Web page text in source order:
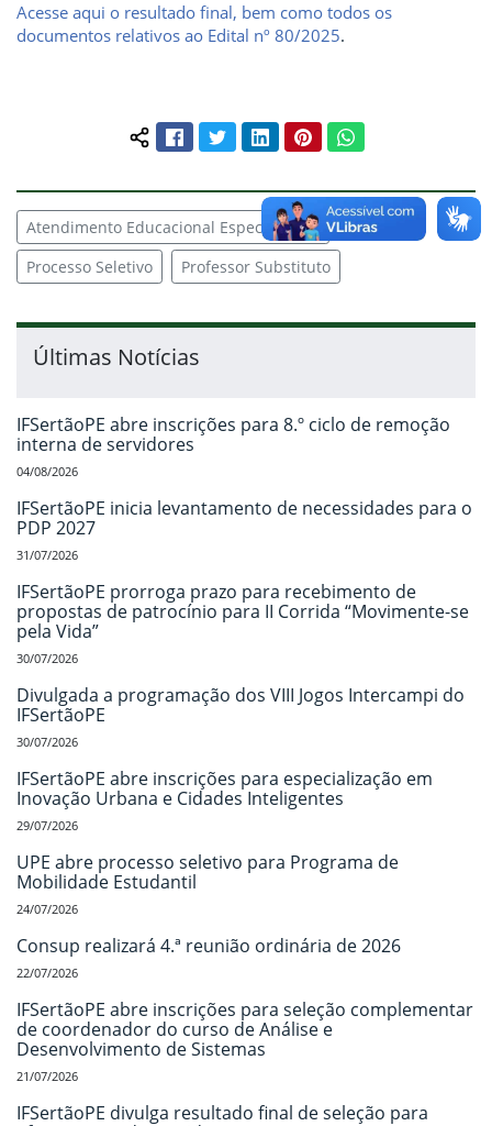
Acesse aqui o resultado final, bem como todos os
documentos relativos ao Edital nº 80/2025.
Compartilhar conteúdo:
FacebookTwitterLinkedInPinterestWhatsApp
Atendimento Educacional Especializado
Processo Seletivo
Professor Substituto
Últimas Notícias
IFSertãoPE abre inscrições para 8.º ciclo de remoção
interna de servidores
04/08/2026
IFSertãoPE inicia levantamento de necessidades para o
PDP 2027
31/07/2026
IFSertãoPE prorroga prazo para recebimento de
propostas de patrocínio para II Corrida “Movimente-se
pela Vida”
30/07/2026
Divulgada a programação dos VIII Jogos Intercampi do
IFSertãoPE
30/07/2026
IFSertãoPE abre inscrições para especialização em
Inovação Urbana e Cidades Inteligentes
29/07/2026
UPE abre processo seletivo para Programa de
Mobilidade Estudantil
24/07/2026
Consup realizará 4.ª reunião ordinária de 2026
22/07/2026
IFSertãoPE abre inscrições para seleção complementar
de coordenador do curso de Análise e
Desenvolvimento de Sistemas
21/07/2026
IFSertãoPE divulga resultado final de seleção para